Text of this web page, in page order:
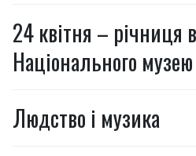
24 квітня – річниця
Національного
Людство і музика